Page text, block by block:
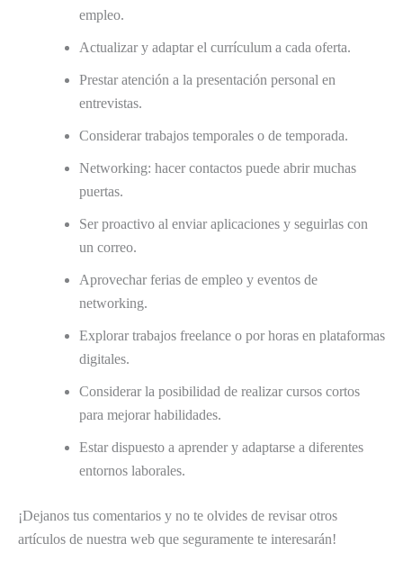
empleo.
Actualizar y adaptar el currículum a cada oferta.
Prestar atención a la presentación personal en
entrevistas.
Considerar trabajos temporales o de temporada.
Networking: hacer contactos puede abrir muchas
puertas.
Ser proactivo al enviar aplicaciones y seguirlas con
un correo.
Aprovechar ferias de empleo y eventos de
networking.
Explorar trabajos freelance o por horas en plataformas
digitales.
Considerar la posibilidad de realizar cursos cortos
para mejorar habilidades.
Estar dispuesto a aprender y adaptarse a diferentes
entornos laborales.
¡Dejanos tus comentarios y no te olvides de revisar otros
artículos de nuestra web que seguramente te interesarán!